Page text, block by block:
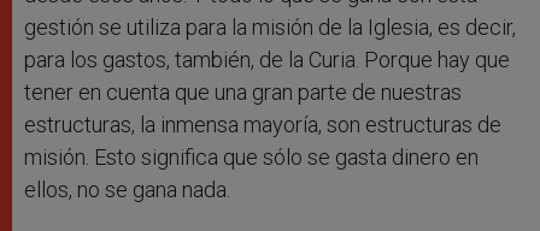
gestión se utiliza para la misión de la Iglesia, es decir,
para los gastos, también, de la Curia. Porque hay que
tener en cuenta que una gran parte de nuestras
estructuras, la inmensa mayoría, son estructuras de
misión. Esto significa que sólo se gasta dinero en
ellos, no se gana nada.